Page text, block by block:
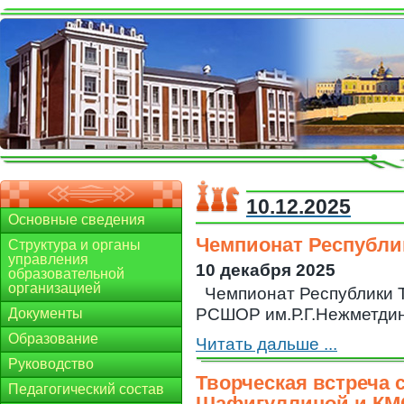
Основные сведения
Структура и органы
управления
образовательной
организацией
Документы
Образование
Руководство
Педагогический состав
10.12.2025
Чемпионат
10 декабря 2025
Чемпионат Республики
РСШОР
Читать дальше ...
Творческая